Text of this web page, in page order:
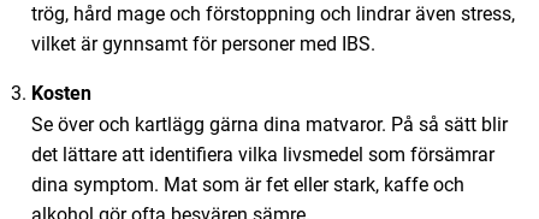
trög, hård mage och förstoppning och lindrar även stress,
vilket är gynnsamt för personer med IBS.
Kosten
Se över och kartlägg gärna dina matvaror. På så sätt blir
det lättare att identifiera vilka livsmedel som försämrar
dina symptom. Mat som är fet eller stark, kaffe och
alkohol gör ofta besvären sämre.